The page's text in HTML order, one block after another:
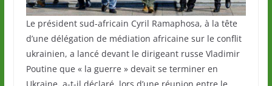
Le président sud-africain Cyril Ramaphosa, à la tête
d’une délégation de médiation africaine sur le conflit
ukrainien, a lancé devant le dirigeant russe Vladimir
Poutine que « la guerre » devait se terminer en